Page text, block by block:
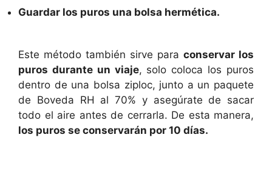
Guardar los puros una bolsa hermética.
Este método también sirve para conservar los
puros durante un viaje, solo coloca los puros
dentro de una bolsa ziploc, junto a un paquete
de Boveda RH al 70% y asegúrate de sacar
todo el aire antes de cerrarla. De esta manera,
los puros se conservarán por 10 días.